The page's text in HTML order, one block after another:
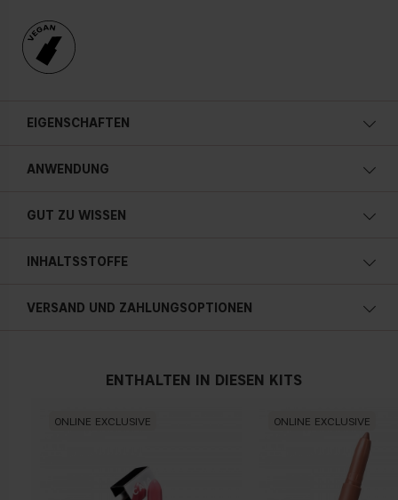
EIGENSCHAFTEN
ANWENDUNG
GUT ZU WISSEN
INHALTSSTOFFE
VERSAND UND ZAHLUNGSOPTIONEN
ENTHALTEN IN DIESEN KITS
ONLINE EXCLUSIVE ONLINE EXCLUSIVE